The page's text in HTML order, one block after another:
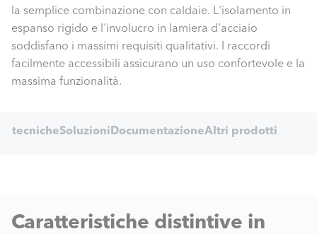
la semplice combinazione con caldaie. L'isolamento in
espanso rigido e l'involucro in lamiera d'acciaio
soddisfano i massimi requisiti qualitativi. I raccordi
facilmente accessibili assicurano un uso confortevole e la
massima funzionalità.
Navigation
tecnicheSoluzioniDocumentazioneAltri prodotti
Caratteristiche distintive in